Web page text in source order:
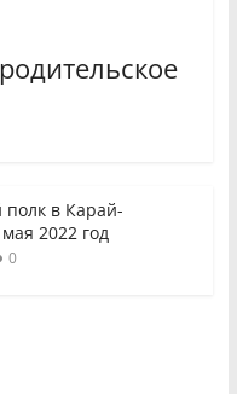
в Карай-
2022 год
0